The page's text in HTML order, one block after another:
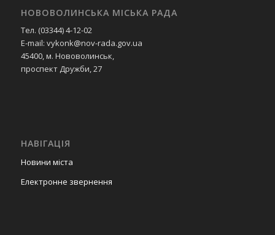
НОВОВОЛИНСЬКА МІСЬКА РАДА
Тел. (03344) 4-12-02
E-mail: vykonk@nov-rada.gov.ua
45400, м. Нововолинськ,
проспект Дружби, 27
НАВІГАЦІЯ
Новини міста
Електронне звернення